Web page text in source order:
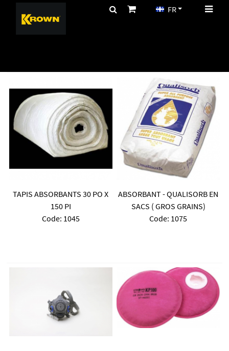
FR
TAPIS ABSORBANTS 30 PO X
150 PI
Code: 1045
ABSORBANT - QUALISORB EN
SACS ( GROS GRAINS)
Code: 1075